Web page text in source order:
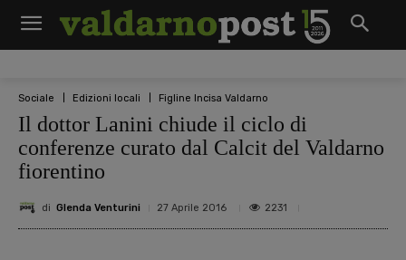
Sociale Edizioni locali Figline Incisa Valdarno
Il dottor Lanini chiude il ciclo di
conferenze curato dal Calcit del Valdarno
fiorentino
di Glenda Venturini 27 Aprile 2016 2231